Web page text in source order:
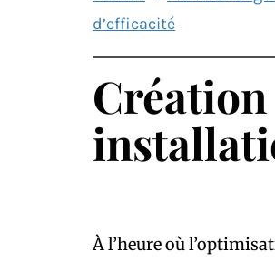
d’efficacité
À l’heure où